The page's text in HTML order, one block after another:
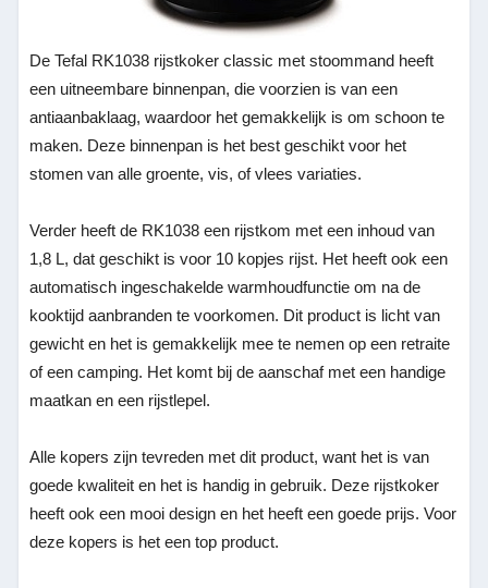
De Tefal RK1038 rijstkoker classic met stoommand heeft
een uitneembare binnenpan, die voorzien is van een
antiaanbaklaag, waardoor het gemakkelijk is om schoon te
maken. Deze binnenpan is het best geschikt voor het
stomen van alle groente, vis, of vlees variaties.
Verder heeft de RK1038 een rijstkom met een inhoud van
1,8 L, dat geschikt is voor 10 kopjes rijst. Het heeft ook een
automatisch ingeschakelde warmhoudfunctie om na de
kooktijd aanbranden te voorkomen. Dit product is licht van
gewicht en het is gemakkelijk mee te nemen op een retraite
of een camping. Het komt bij de aanschaf met een handige
maatkan en een rijstlepel.
Alle kopers zijn tevreden met dit product, want het is van
goede kwaliteit en het is handig in gebruik. Deze rijstkoker
heeft ook een mooi design en het heeft een goede prijs. Voor
deze kopers is het een top product.